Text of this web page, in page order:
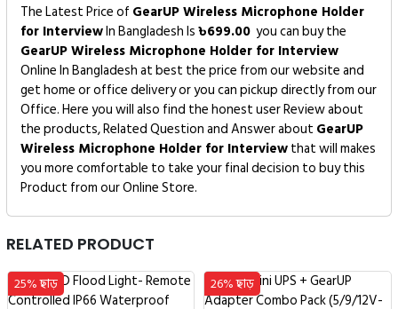
The Latest Price of GearUP Wireless Microphone Holder
for InterviewIn Bangladesh Is৳699.00 you can buy the
GearUP Wireless Microphone Holder for Interview
Online In Bangladesh at best the price from our website and
get home or office delivery or you can pickup directly from our
Office. Here you will also find the honest user Review about
the products, Related Question and Answer about GearUP
Wireless Microphone Holder for Interviewthat will makes
you more comfortable to take your final decision to buy this
Product from our Online Store.
RELATED PRODUCT
25% ছাড় 26% ছাড়